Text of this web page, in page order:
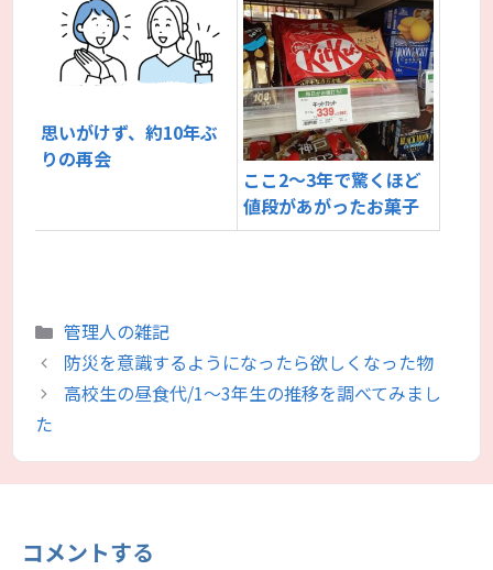
思いがけず、約10年ぶ
りの再会
ここ2～3年で驚くほど
値段があがったお菓子
カ
テ
ゴ
リ
管理人の雑記
防災を意識するようになったら欲しくなった物
高校生の昼食代/1～3年生の推移を調べてみまし
た
コメントする